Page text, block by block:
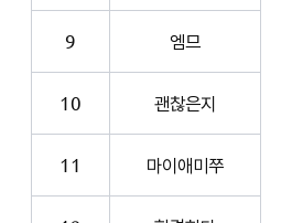
9 엠므
10 괜찮은지
11 마이애미쭈